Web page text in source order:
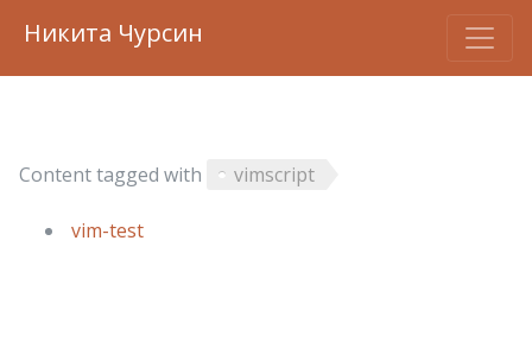
Никита Чурсин
Content tagged with vimscript
vim-test